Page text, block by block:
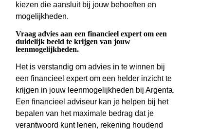
kiezen die aansluit bij jouw behoeften en
mogelijkheden.
Vraag advies aan een financieel expert om een
duidelijk beeld te krijgen van jouw
leenmogelijkheden.
Het is verstandig om advies in te winnen bij
een financieel expert om een helder inzicht te
krijgen in jouw leenmogelijkheden bij Argenta.
Een financieel adviseur kan je helpen bij het
bepalen van het maximale bedrag dat je
verantwoord kunt lenen, rekening houdend